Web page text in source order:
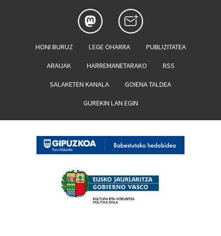
HONI BURUZ LEGE OHARRA PUBLIZITATEA
ARAUAK HARREMANETARAKO RSS
SALAKETEN KANALA GOIENA TALDEA
GUREKIN LAN EGIN